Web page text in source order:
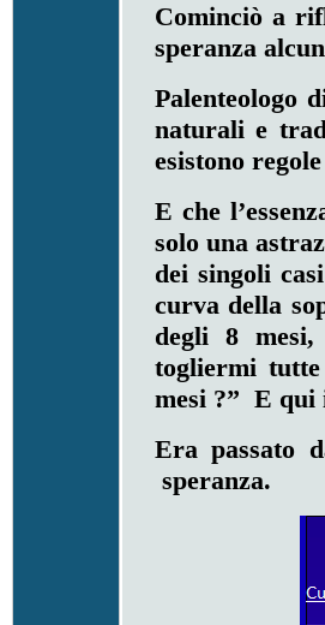
Cominciò a
speranza
Palenteologo
naturali e
esistono
E che
solo una
dei singoli
curva della
degli 8
togliermi
mesi ?” E qui
Era passato
speranza.